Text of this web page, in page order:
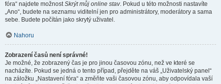
fóra“ najdete možnostSkrýt můj online stav. Pokud u této možnosti nastavíte
„Ano“, budete na seznamu viditelní jen pro administrátory, moderátory a sama
sebe. Budete počítán jako skrytý uživatel.
Nahoru
Zobrazení časů není správné!
Je možné, že zobrazený čas je pro jinou časovou zónu, než ve které se
nacházíte. Pokud se jedná o tento případ, přejděte na váš „Uživatelský panel“
na záložku „Nastavení fóra“ a změňte vaši časovou zónu, aby odpovídala vaší